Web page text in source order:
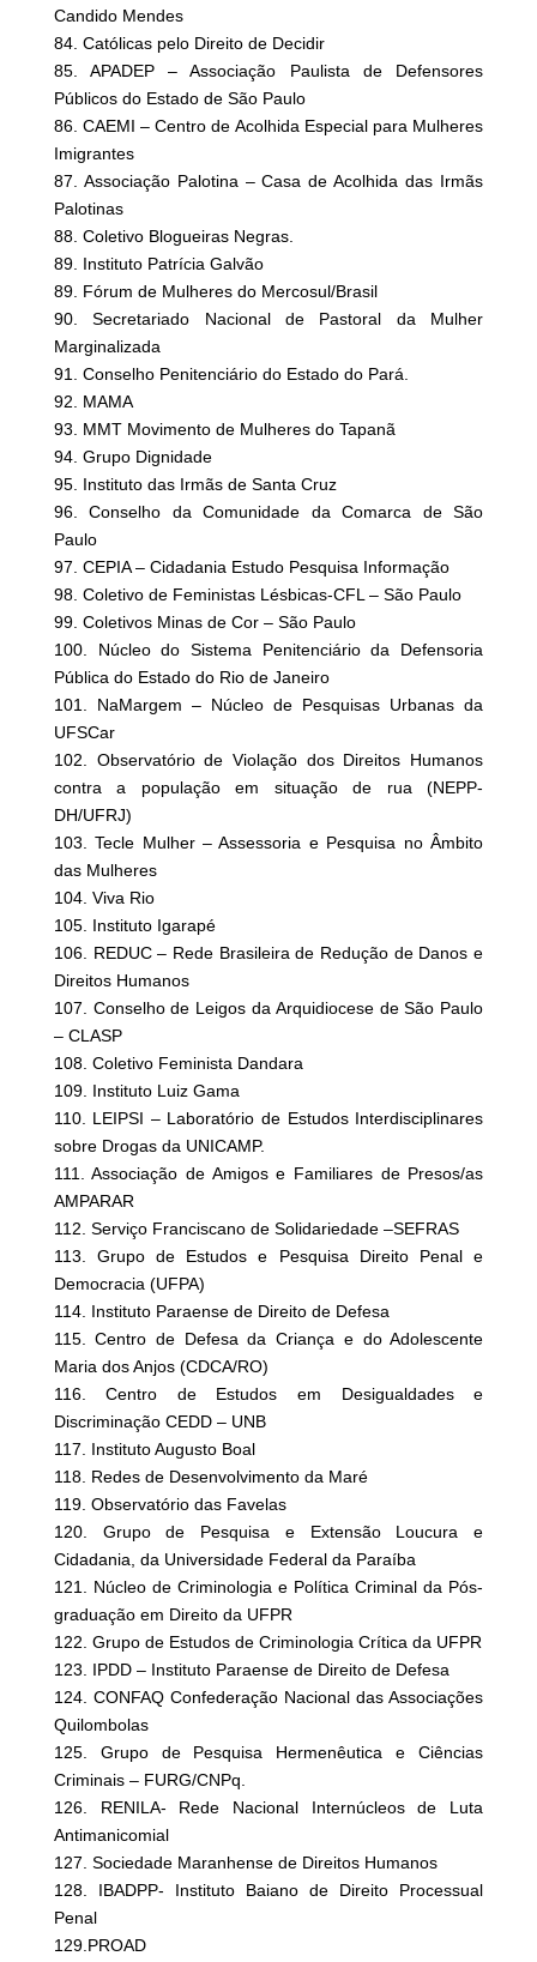
Candido Mendes
84. Católicas pelo Direito de Decidir
85. APADEP – Associação Paulista de Defensores
Públicos do Estado de São Paulo
86. CAEMI – Centro de Acolhida Especial para Mulheres
Imigrantes
87. Associação Palotina – Casa de Acolhida das Irmãs
Palotinas
88. Coletivo Blogueiras Negras.
89. Instituto Patrícia Galvão
89. Fórum de Mulheres do Mercosul/Brasil
90. Secretariado Nacional de Pastoral da Mulher
Marginalizada
91. Conselho Penitenciário do Estado do Pará.
92. MAMA
93. MMT Movimento de Mulheres do Tapanã
94. Grupo Dignidade
95. Instituto das Irmãs de Santa Cruz
96. Conselho da Comunidade da Comarca de São
Paulo
97. CEPIA – Cidadania Estudo Pesquisa Informação
98. Coletivo de Feministas Lésbicas-CFL – São Paulo
99. Coletivos Minas de Cor – São Paulo
100. Núcleo do Sistema Penitenciário da Defensoria
Pública do Estado do Rio de Janeiro
101. NaMargem – Núcleo de Pesquisas Urbanas da
UFSCar
102. Observatório de Violação dos Direitos Humanos
contra a população em situação de rua (NEPP-
DH/UFRJ)
103. Tecle Mulher – Assessoria e Pesquisa no Âmbito
das Mulheres
104. Viva Rio
105. Instituto Igarapé
106. REDUC – Rede Brasileira de Redução de Danos e
Direitos Humanos
107. Conselho de Leigos da Arquidiocese de São Paulo
– CLASP
108. Coletivo Feminista Dandara
109. Instituto Luiz Gama
110. LEIPSI – Laboratório de Estudos Interdisciplinares
sobre Drogas da UNICAMP.
111. Associação de Amigos e Familiares de Presos/as
AMPARAR
112. Serviço Franciscano de Solidariedade –SEFRAS
113. Grupo de Estudos e Pesquisa Direito Penal e
Democracia (UFPA)
114. Instituto Paraense de Direito de Defesa
115. Centro de Defesa da Criança e do Adolescente
Maria dos Anjos (CDCA/RO)
116. Centro de Estudos em Desigualdades e
Discriminação CEDD – UNB
117. Instituto Augusto Boal
118. Redes de Desenvolvimento da Maré
119. Observatório das Favelas
120. Grupo de Pesquisa e Extensão Loucura e
Cidadania, da Universidade Federal da Paraíba
121. Núcleo de Criminologia e Política Criminal da Pós-
graduação em Direito da UFPR
122. Grupo de Estudos de Criminologia Crítica da UFPR
123. IPDD – Instituto Paraense de Direito de Defesa
124. CONFAQ Confederação Nacional das Associações
Quilombolas
125. Grupo de Pesquisa Hermenêutica e Ciências
Criminais – FURG/CNPq.
126. RENILA- Rede Nacional Internúcleos de Luta
Antimanicomial
127. Sociedade Maranhense de Direitos Humanos
128. IBADPP- Instituto Baiano de Direito Processual
Penal
129.PROAD